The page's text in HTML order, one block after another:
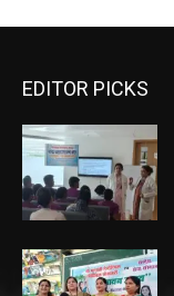
EDITOR PICKS